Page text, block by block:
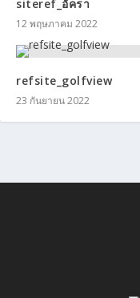
siteref_อัครา
12 พฤษภาคม 2022
refsite_golfview
23 กันยายน 2022